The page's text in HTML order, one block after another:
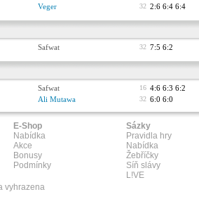
Veger 32 2:6 6:4 6:4
Safwat 32 7:5 6:2
Safwat 16 4:6 6:3 6:2
Ali Mutawa 32 6:0 6:0
E-Shop
Nabídka
Akce
Bonusy
Podmínky
Sázky
Pravidla hry
Nabídka
Žebříčky
Síň slávy
L!VE
vyhrazena